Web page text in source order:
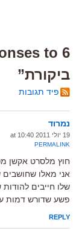
ביקורת”
פיד תגובות
נמרוד
19 יולי 2011 at 10:40
PERMALINK
חוץ מלסרט אקשן
אני מאלו
שלו חייבים
פשע שדורש דמות
REPLY